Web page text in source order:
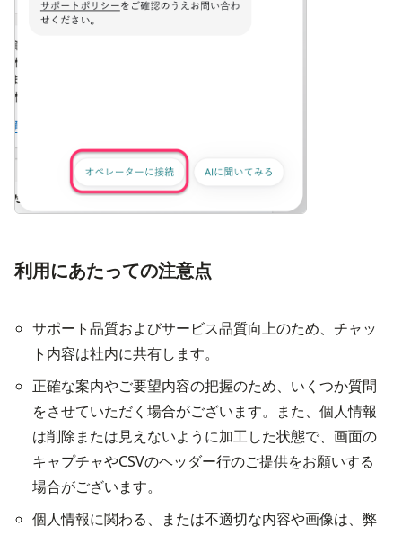
利用にあたっての注意点
サポート品質およびサービス品質向上のため、チャッ
ト内容は社内に共有します。
正確な案内やご要望内容の把握のため、いくつか質問
をさせていただく場合がございます。また、個人情報
は削除または見えないように加工した状態で、画面の
キャプチャやCSVのヘッダー行のご提供をお願いする
場合がございます。
個人情報に関わる、または不適切な内容や画像は、弊